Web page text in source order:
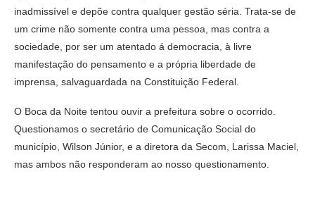
inadmissível e depõe contra qualquer gestão séria. Trata-se de
um crime não somente contra uma pessoa, mas contra a
sociedade, por ser um atentado á democracia, à livre
manifestação do pensamento e a própria liberdade de
imprensa, salvaguardada na Constituição Federal.
O Boca da Noite tentou ouvir a prefeitura sobre o ocorrido.
Questionamos o secretário de Comunicação Social do
município, Wilson Júnior, e a diretora da Secom, Larissa Maciel,
mas ambos não responderam ao nosso questionamento.